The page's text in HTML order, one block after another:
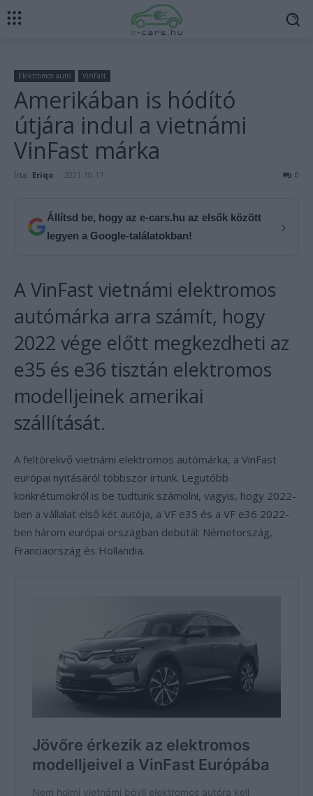
Elektromos autó VinFast
Amerikában is hódító
útjára indul a vietnámi
VinFast márka
Írta: Eriqo - 2021-10-17 0
Állítsd be, hogy az e-cars.hu az elsők között
legyen a Google-találatokban!
›
A VinFast vietnámi elektromos
autómárka arra számít, hogy
2022 vége előtt megkezdheti az
e35 és e36 tisztán elektromos
modelljeinek amerikai
szállítását.
A feltörekvő vietnámi elektromos autómárka, a VinFast
európai nyitásáról többször írtunk. Legutóbb
konkrétumokról is be tudtunk számolni, vagyis, hogy 2022-
ben a vállalat első két autója, a VF e35 és a VF e36 2022-
ben három európai országban debütál: Németország,
Franciaország és Hollandia.